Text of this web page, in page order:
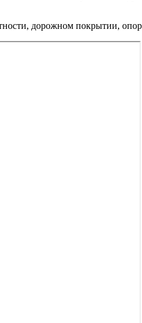
дорожном покрытии,